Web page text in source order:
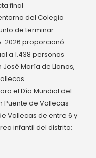
final
del Colegio
de terminar
2026 proporcionó
a 1.438 personas
José María de Llanos,
el Día Mundial del
Puente de Vallecas
Vallecas de entre 6 y
infantil del distrito: